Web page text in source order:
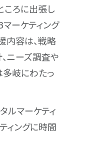
ろに出張し
ーケティング
内容は、戦略
ニーズ調査や
多岐にわたっ
ルマーケティ
ィングに時間